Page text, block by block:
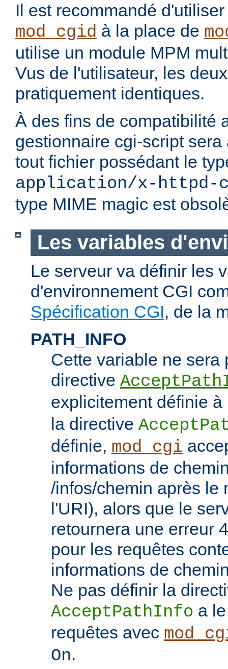
Il est recommandé
mod_cgid à la place de
utilise un module MPM
Vus de l'utilisateur, les
pratiquement identiques.
À des fins de compatibilité
gestionnaire cgi-script
tout fichier possédant le
application/x-httpd-
type MIME magic est
Les variables
Le serveur va définir les
d'environnement CGI
Spécification CGI, de la
PATH_INFO
Cette variable ne sera
directive
explicitement définie à
la directive
définie, mod_cgi
informations de
/infos/chemin après le
l'URI), alors que le
retournera une erreur
pour les requêtes
informations de
Ne pas définir la
AcceptPathInfo a
requêtes avec
On.